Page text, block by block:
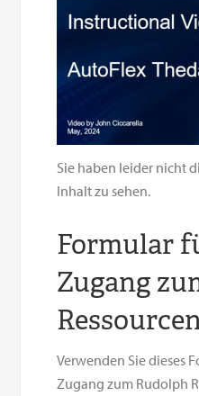
Sie haben leider nicht
Inhalt zu sehen.
Formular
Zugang
Verwenden Sie dieses
Zugang zum Rudolph